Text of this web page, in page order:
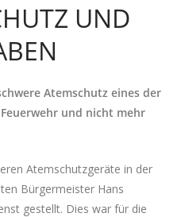
UND
Atemschutz eines der
und nicht mehr
Atemschutzgeräte in der
Bürgermeister Hans
gestellt. Dies war für die